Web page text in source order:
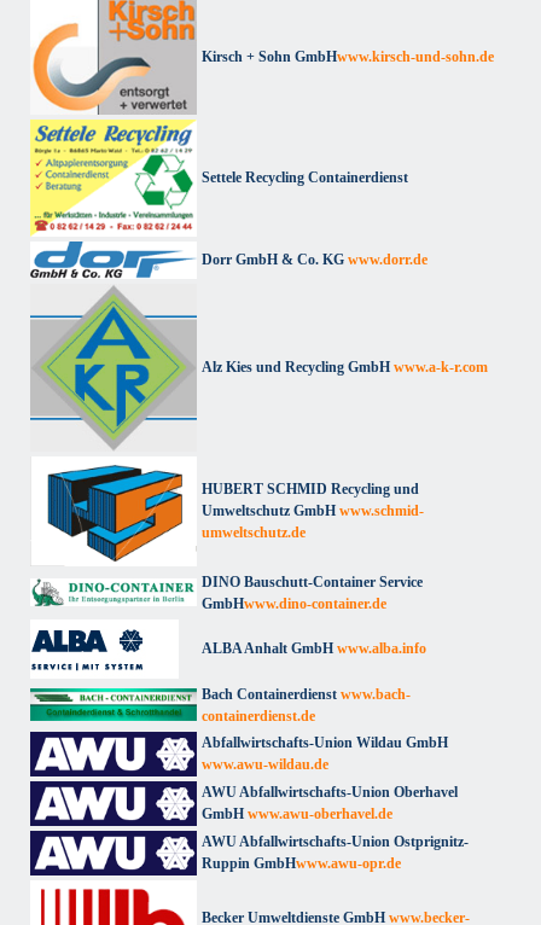
Kirsch + Sohn GmbHwww.kirsch-und-sohn.de
Settele Recycling Containerdienst
Dorr GmbH & Co. KG www.dorr.de
Alz Kies und Recycling GmbH www.a-k-r.com
HUBERT SCHMID Recycling und
Umweltschutz GmbH www.schmid-
umweltschutz.de
DINO Bauschutt-Container Service
GmbHwww.dino-container.de
ALBA Anhalt GmbH www.alba.info
Bach Containerdienst www.bach-
containerdienst.de
Abfallwirtschafts-Union Wildau GmbH
www.awu-wildau.de
AWU Abfallwirtschafts-Union Oberhavel
GmbH www.awu-oberhavel.de
AWU Abfallwirtschafts-Union Ostprignitz-
Ruppin GmbHwww.awu-opr.de
Becker Umweltdienste GmbH www.becker-